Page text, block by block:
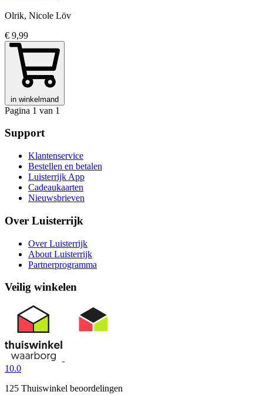
Olrik, Nicole Löv
€ 9,99
in winkelmand
Pagina 1 van 1
Support
Klantenservice
Bestellen en betalen
Luisterrijk App
Cadeaukaarten
Nieuwsbrieven
Over Luisterrijk
Over Luisterrijk
About Luisterrijk
Partnerprogramma
Veilig winkelen
10.0
125 Thuiswinkel beoordelingen